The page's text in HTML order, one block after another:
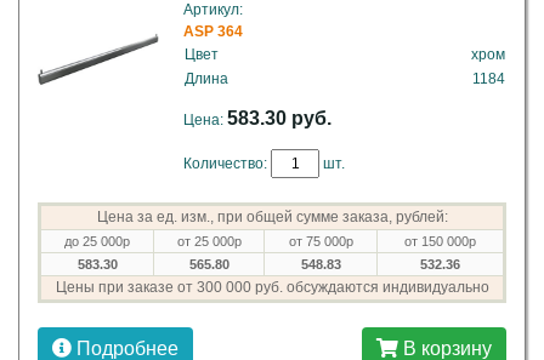
Артикул:
ASP 364
Цвет
хром
Длина
1184
Цена: 583.30 руб.
Количество: шт.
Цена за ед. изм., при общей сумме заказа, рублей:
до 25 000р от 25 000р от 75 000р
от 150 000р
583.30
565.80 548.83 532.36
Цены при заказе от 300 000 руб. обсуждаются индивидуально
Подробнее В корзину